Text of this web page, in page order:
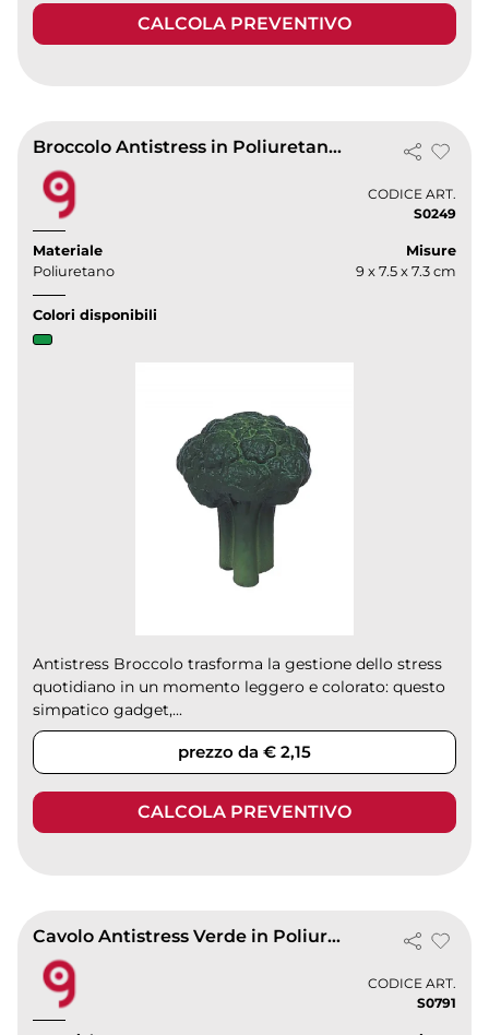
CALCOLA PREVENTIVO
Broccolo Antistress in Poliuretano Verde 9x7.5cm |
CODICE ART.
S0249
Materiale
Poliuretano
Misure
9 x 7.5 x 7.3 cm
Colori disponibili
Antistress Broccolo trasforma la gestione dello stress
quotidiano in un momento leggero e colorato: questo
simpatico gadget,...
prezzo da € 2,15
CALCOLA PREVENTIVO
Cavolo Antistress Verde in Poliuretano 6x7x6,8 cm |
CODICE ART.
S0791